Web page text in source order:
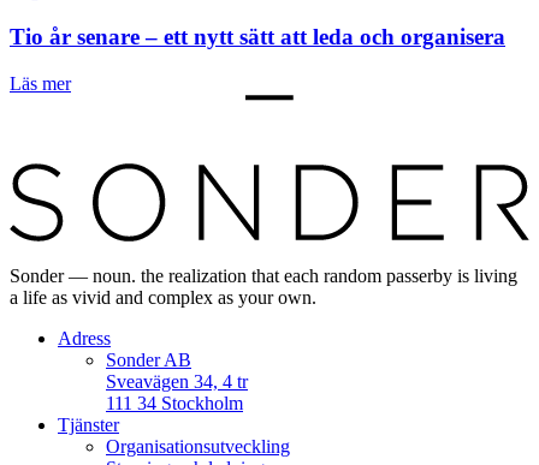
Tio år senare – ett nytt sätt att leda och organisera
Läs mer
Sonder — noun. the realization that each random passerby is living
a life as vivid and complex as your own.
Adress
Sonder AB
Sveavägen 34, 4 tr
111 34 Stockholm
Tjänster
Organisationsutveckling